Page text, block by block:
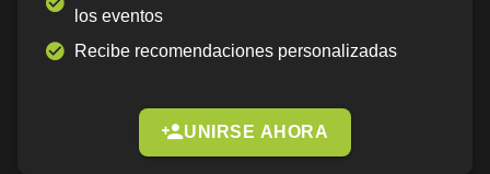
los eventos
Recibe recomendaciones personalizadas
UNIRSE AHORA